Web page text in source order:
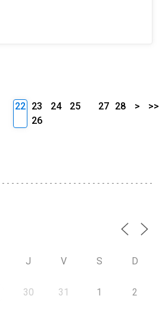
22 23 24
25
26
27 28 > >>
J V S D
30 31 1 2